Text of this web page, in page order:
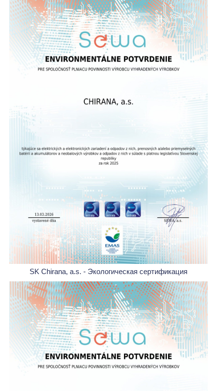
SK Chirana, a.s. - Экологическая сертификация